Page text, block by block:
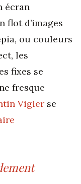
écran
flot d’images
ou couleurs
les
fixes se
fresque
Vigier se